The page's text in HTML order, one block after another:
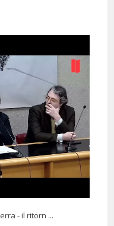
- il ritorn ...